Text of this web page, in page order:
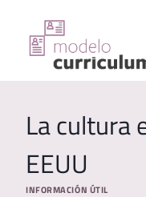
contenido
La cultura
EEUU
INFORMACIÓN ÚTIL